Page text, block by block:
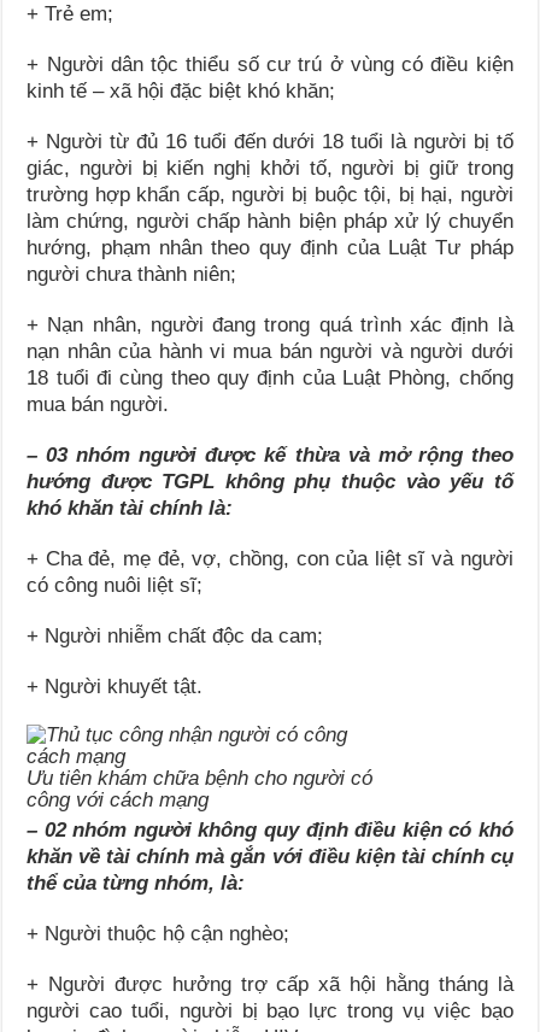
+ Trẻ em;
+ Người dân tộc thiểu số cư trú ở vùng có điều kiện
kinh tế – xã hội đặc biệt khó khăn;
+ Người từ đủ 16 tuổi đến dưới 18 tuổi là người bị tố
giác, người bị kiến nghị khởi tố, người bị giữ trong
trường hợp khẩn cấp, người bị buộc tội, bị hại, người
làm chứng, người chấp hành biện pháp xử lý chuyển
hướng, phạm nhân theo quy định của Luật Tư pháp
người chưa thành niên;
+ Nạn nhân, người đang trong quá trình xác định là
nạn nhân của hành vi mua bán người và người dưới
18 tuổi đi cùng theo quy định của Luật Phòng, chống
mua bán người.
– 03 nhóm người được kế thừa và mở rộng theo
hướng được TGPL không phụ thuộc vào yếu tố
khó khăn tài chính là:
+ Cha đẻ, mẹ đẻ, vợ, chồng, con của liệt sĩ và người
có công nuôi liệt sĩ;
+ Người nhiễm chất độc da cam;
+ Người khuyết tật.
Ưu tiên khám chữa bệnh cho người có
công với cách mạng
– 02 nhóm người không quy định điều kiện có khó
khăn về tài chính mà gắn với điều kiện tài chính cụ
thể của từng nhóm, là:
+ Người thuộc hộ cận nghèo;
+ Người được hưởng trợ cấp xã hội hằng tháng là
người cao tuổi, người bị bạo lực trong vụ việc bạo